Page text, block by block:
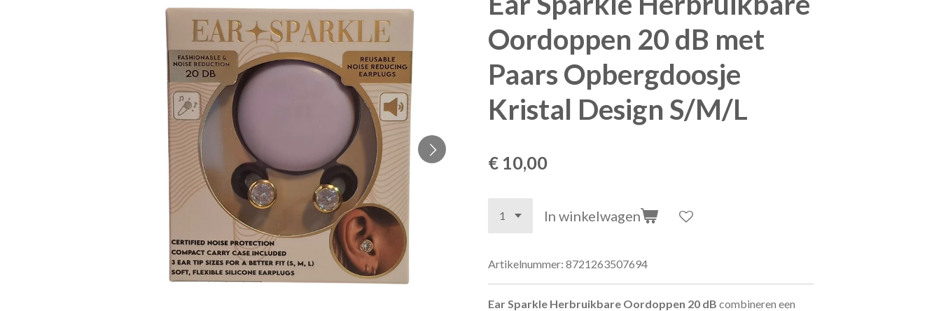
Oordoppen 20 dB met
Paars Opbergdoosje
Kristal Design S/M/L
€ 10,00
In winkelwagen
Artikelnummer: 8721263507694
Ear Sparkle Herbruikbare Oordoppen 20 dB combineren een